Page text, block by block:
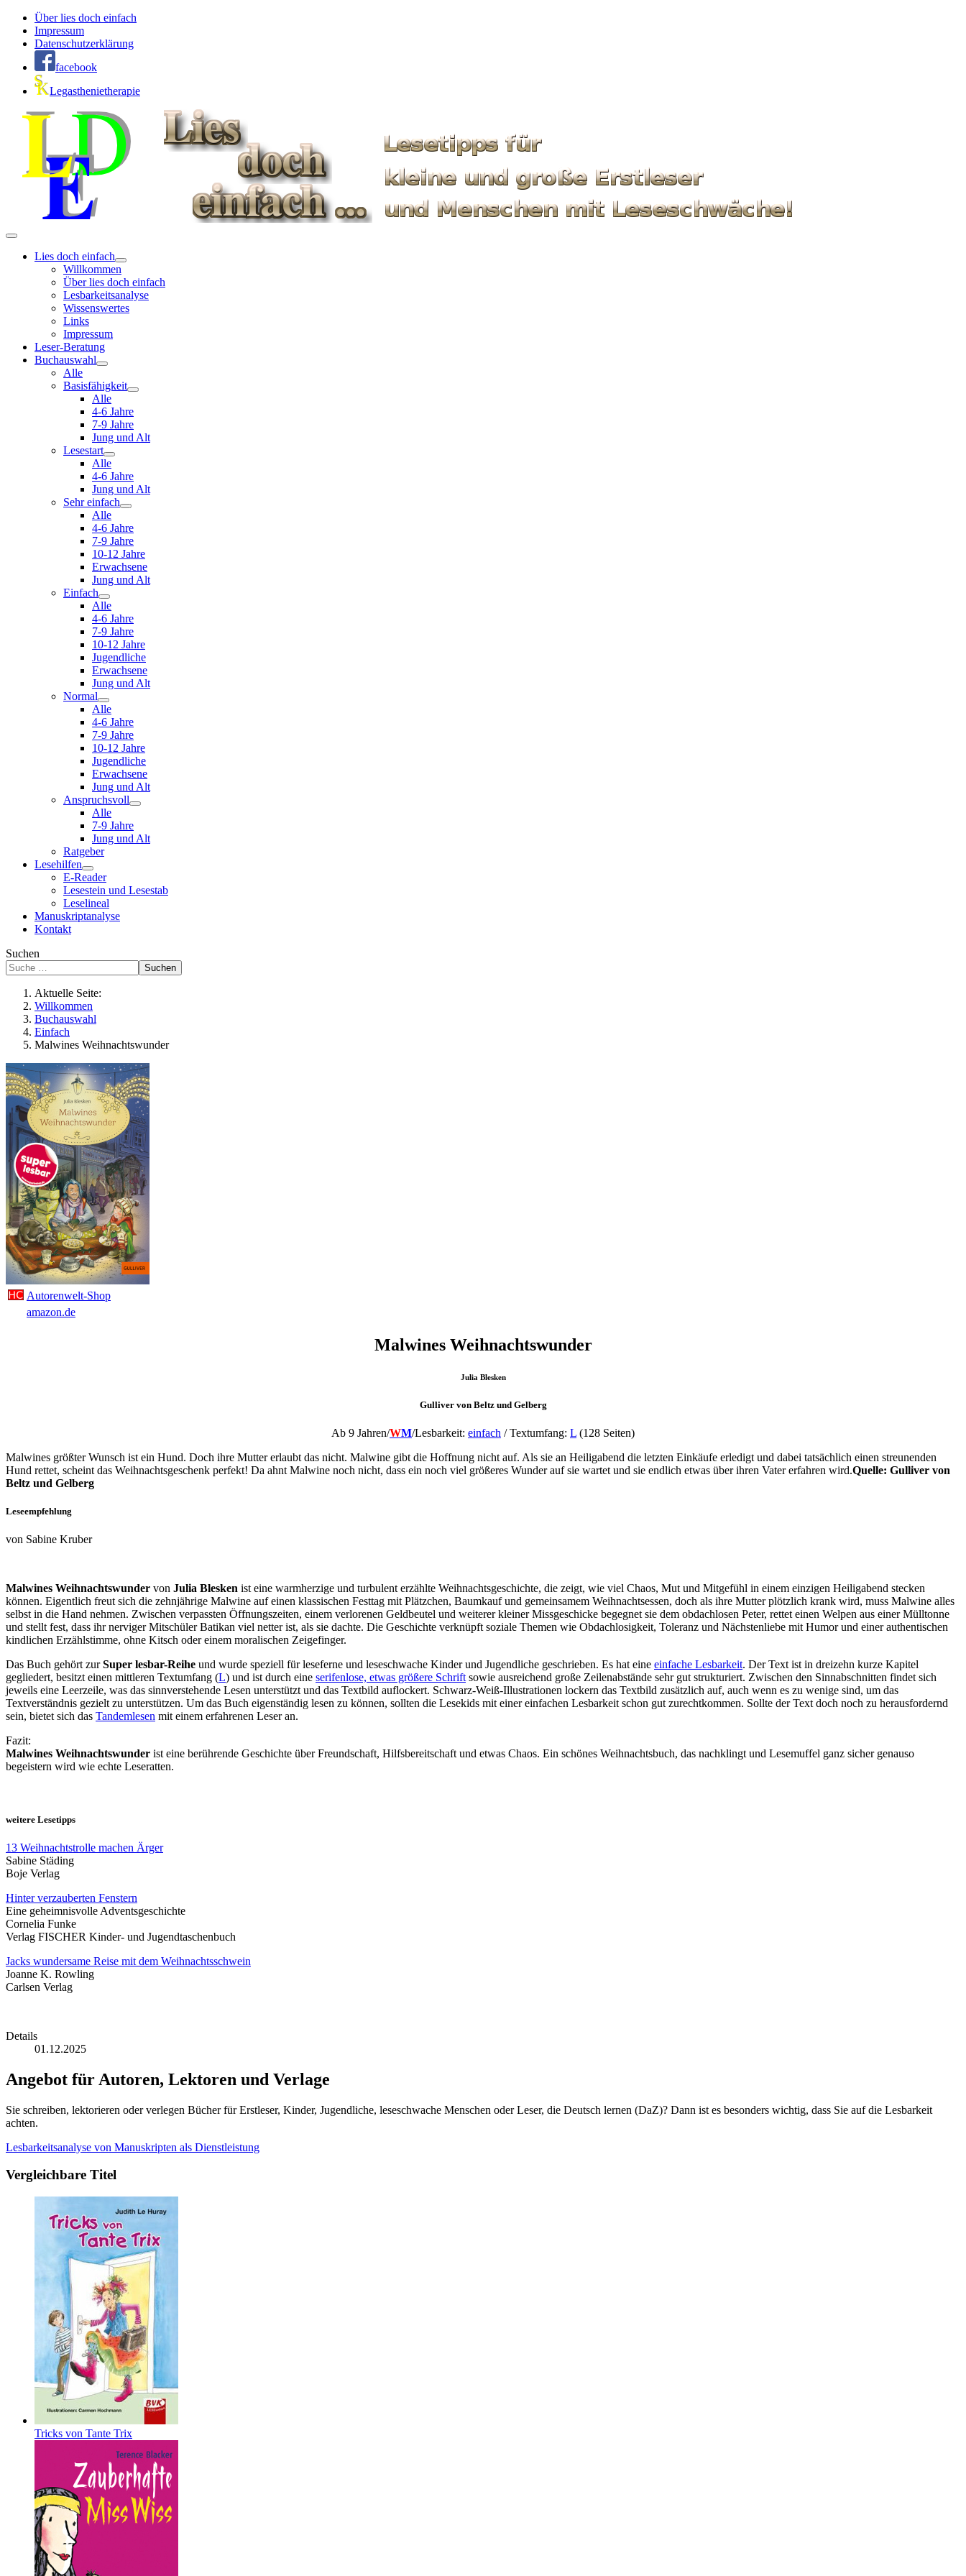
Über lies doch einfach
Impressum
Datenschutzerklärung
facebook
Legasthenietherapie
Lies doch einfach
Willkommen
Über lies doch einfach
Lesbarkeitsanalyse
Wissenswertes
Links
Impressum
Leser-Beratung
Buchauswahl
Alle
Basisfähigkeit
Alle
4-6 Jahre
7-9 Jahre
Jung und Alt
Lesestart
Alle
4-6 Jahre
Jung und Alt
Sehr einfach
Alle
4-6 Jahre
7-9 Jahre
10-12 Jahre
Erwachsene
Jung und Alt
Einfach
Alle
4-6 Jahre
7-9 Jahre
10-12 Jahre
Jugendliche
Erwachsene
Jung und Alt
Normal
Alle
4-6 Jahre
7-9 Jahre
10-12 Jahre
Jugendliche
Erwachsene
Jung und Alt
Anspruchsvoll
Alle
7-9 Jahre
Jung und Alt
Ratgeber
Lesehilfen
E-Reader
Lesestein und Lesestab
Leselineal
Manuskriptanalyse
Kontakt
Suchen
Suchen
Aktuelle Seite:
Willkommen
Buchauswahl
Einfach
Malwines Weihnachtswunder
Autorenwelt-Shop
amazon.de
Malwines Weihnachtswunder
Julia Blesken
Gulliver von Beltz und Gelberg
Ab 9 Jahren/WM/Lesbarkeit: einfach / Textumfang: L (128 Seiten)
Malwines größter Wunsch ist ein Hund. Doch ihre Mutter erlaubt das nicht. Malwine gibt die Hoffnung nicht auf. Als sie an Heiligabend die letzten Einkäufe erledigt und dabei tatsächlich einen streunenden
Hund rettet, scheint das Weihnachtsgeschenk perfekt! Da ahnt Malwine noch nicht, dass ein noch viel größeres Wunder auf sie wartet und sie endlich etwas über ihren Vater erfahren wird.Quelle: Gulliver von
Beltz und Gelberg
Leseempfehlung
von Sabine Kruber
Malwines Weihnachtswunder von Julia Blesken ist eine warmherzige und turbulent erzählte Weihnachtsgeschichte, die zeigt, wie viel Chaos, Mut und Mitgefühl in einem einzigen Heiligabend stecken
können. Eigentlich freut sich die zehnjährige Malwine auf einen klassischen Festtag mit Plätzchen, Baumkauf und gemeinsamem Weihnachtsessen, doch als ihre Mutter plötzlich krank wird, muss Malwine alles
selbst in die Hand nehmen. Zwischen verpassten Öffnungszeiten, einem verlorenen Geldbeutel und weiterer kleiner Missgeschicke begegnet sie dem obdachlosen Peter, rettet einen Welpen aus einer Mülltonne
und stellt fest, dass ihr nerviger Mitschüler Batikan viel netter ist, als sie dachte. Die Geschichte verknüpft soziale Themen wie Obdachlosigkeit, Toleranz und Nächstenliebe mit Humor und einer authentischen
kindlichen Erzählstimme, ohne Kitsch oder einem moralischen Zeigefinger.
Das Buch gehört zurSuper lesbar-Reihe und wurde speziell für leseferne und leseschwache Kinder und Jugendliche geschrieben. Es hat eine einfache Lesbarkeit. Der Text ist in dreizehn kurze Kapitel
gegliedert, besitzt einen mittleren Textumfang (L) und ist durch eine serifenlose, etwas größere Schrift sowie ausreichend große Zeilenabstände sehr gut strukturiert. Zwischen den Sinnabschnitten findet sich
jeweils eine Leerzeile, was das sinnverstehende Lesen unterstützt und das Textbild auflockert. Schwarz-Weiß-Illustrationen lockern das Textbild zusätzlich auf, auch wenn es zu wenige sind, um das
Textverständnis gezielt zu unterstützen. Um das Buch eigenständig lesen zu können, sollten die Lesekids mit einer einfachen Lesbarkeit schon gut zurechtkommen. Sollte der Text doch noch zu herausfordernd
sein, bietet sich das Tandemlesen mit einem erfahrenen Leser an.
Fazit:
Malwines Weihnachtswunder ist eine berührende Geschichte über Freundschaft, Hilfsbereitschaft und etwas Chaos. Ein schönes Weihnachtsbuch, das nachklingt und Lesemuffel ganz sicher genauso
begeistern wird wie echte Leseratten.
weitere Lesetipps
13 Weihnachtstrolle machen Ärger
Sabine Städing
Boje Verlag
Hinter verzauberten Fenstern
Eine geheimnisvolle Adventsgeschichte
Cornelia Funke
Verlag FISCHER Kinder- und Jugendtaschenbuch
Jacks wundersame Reise mit dem Weihnachtsschwein
Joanne K. Rowling
Carlsen Verlag
Details
01.12.2025
Angebot für Autoren, Lektoren und Verlage
Sie schreiben, lektorieren oder verlegen Bücher für Erstleser, Kinder, Jugendliche, leseschwache Menschen oder Leser, die Deutsch lernen (DaZ)? Dann ist es besonders wichtig, dass Sie auf die Lesbarkeit
achten.
Lesbarkeitsanalyse von Manuskripten als Dienstleistung
Vergleichbare Titel
Tricks von Tante Trix